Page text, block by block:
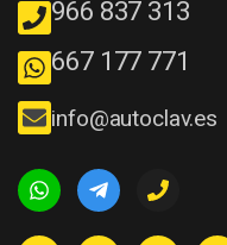
966 837 313
667 177 771
info@autoclav.es